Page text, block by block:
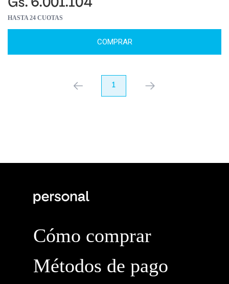
Gs. 6.001.104
HASTA 24 CUOTAS
COMPRAR
anterior 1 próximo
Cómo comprar
Métodos de pago